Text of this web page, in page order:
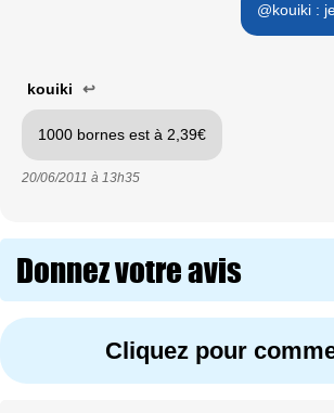
@kouiki :
kouiki ↩
1000 bornes est à 2,39€
20/06/2011 à 13h35
Donnez votre avis
Cliquez pour